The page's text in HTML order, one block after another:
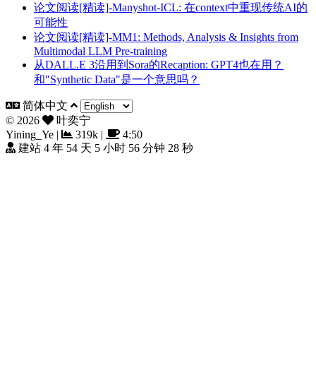
论文阅读[精读]-Manyshot-ICL: 在context中重现传统AI的
可能性
论文阅读[精读]-MM1: Methods, Analysis & Insights from
Multimodal LLM Pre-training
从DALL.E 3沿用到Sora的Recaption: GPT4也在用？
和"Synthetic Data"是一个意思吗？
简体中文
© 2026
叶奕宁
Yining_Ye | 319k |
4:50
建站 4 年 54 天 5 小时 56 分钟 29 秒